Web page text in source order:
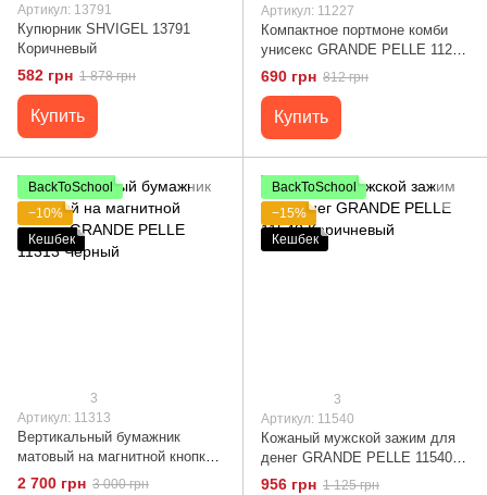
Артикул: 13791
Купюрник SHVIGEL 13791
Коричневый
582 грн 1 878 грн
Купить
Артикул: 11227
Компактное портмоне комби
унисекс GRANDE PELLE 11227
Темно-Коричневое
690 грн 812 грн
Купить
BackToSchool
−10%
Кешбек
3
Артикул: 11313
Вертикальный бумажник
матовый на магнитной кнопке
GRANDE PELLE 11313 Черный
2 700 грн 3 000 грн
BackToSchool
−15%
Кешбек
3
Артикул: 11540
Кожаный мужской зажим для
денег GRANDE PELLE 11540
Коричневый
956 грн 1 125 грн